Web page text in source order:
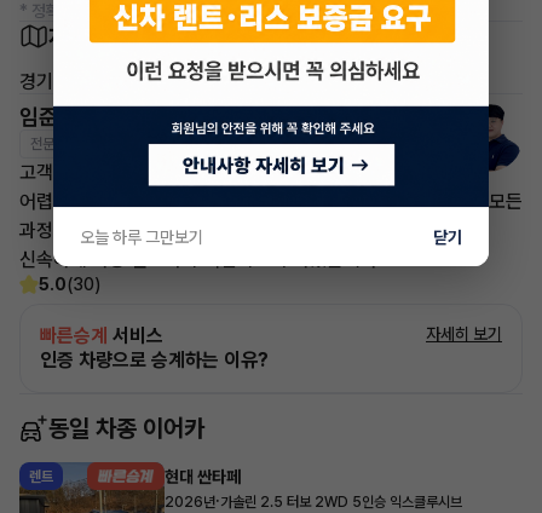
* 정확한 정보는 판매자와 반드시 확인하시기 바랍니다.
차량 위치
경기 화성시
임준영 매니저
전문교육수료 자격인증완료
고객님의 만족이 첫번째 목표입니다.
어렵고 복잡한 리스/렌트 처분 손실은 줄이고 빠른승계 처리로 모든
과정을 안전하고
신속하게 차량 인도까지 책임지도록 하겠습니다.
5.0(30)
빠른승계 서비스
인증 차량으로 승계하는 이유?
자세히 보기
동일 차종 이어카
렌트 현대 싼타페
2026년·가솔린 2.5 터보 2WD 5인승 익스클루시브
오늘 하루 그만보기 닫기